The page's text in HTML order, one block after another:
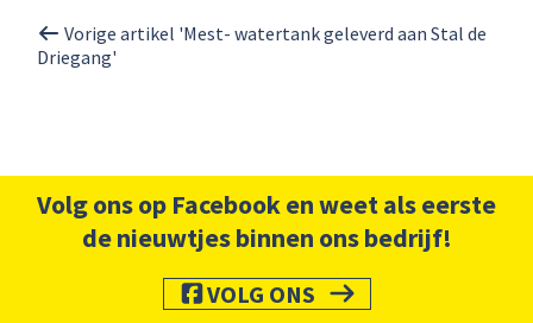
Vorige artikel 'Mest- watertank geleverd aan Stal de
Driegang'
Volg ons op Facebook en weet als eerste
de nieuwtjes binnen ons bedrijf!
VOLG ONS